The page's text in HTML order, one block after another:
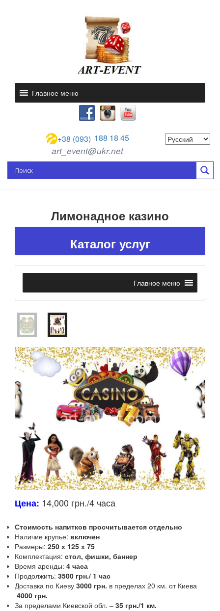
Главное меню
+38 (093) 188 18 45
art_event@ukr.net
Лимонадное казино
Каталог услуг
Главное меню
Цена: 14,000 грн./4 часа
Стоимость напитков просчитывается отдельно
Наличие крупье: включен
Размеры: 250 х 125 х 75
Комплектация: стол, фишки, баннер
Время аренды: 4 часа
Продолжить: 3500 грн./ 1 час
Доставка по Киеву 3000 грн. в пределах 20 км. от Киева
4000 грн.
За пределами Киевской обл. – 35 грн./1 км.